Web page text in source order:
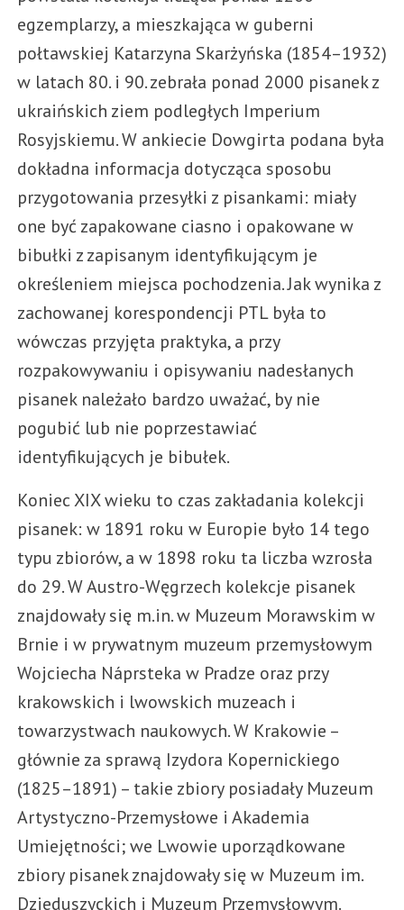
egzemplarzy, a mieszkająca w guberni
połtawskiej Katarzyna Skarżyńska (1854–1932)
w latach 80. i 90. zebrała ponad 2000 pisanek z
ukraińskich ziem podległych Imperium
Rosyjskiemu. W ankiecie Dowgirta podana była
dokładna informacja dotycząca sposobu
przygotowania przesyłki z pisankami: miały
one być zapakowane ciasno i opakowane w
bibułki z zapisanym identyfikującym je
określeniem miejsca pochodzenia. Jak wynika z
zachowanej korespondencji PTL była to
wówczas przyjęta praktyka, a przy
rozpakowywaniu i opisywaniu nadesłanych
pisanek należało bardzo uważać, by nie
pogubić lub nie poprzestawiać
identyfikujących je bibułek.
Koniec XIX wieku to czas zakładania kolekcji
pisanek: w 1891 roku w Europie było 14 tego
typu zbiorów, a w 1898 roku ta liczba wzrosła
do 29. W Austro-Węgrzech kolekcje pisanek
znajdowały się m.in. w Muzeum Morawskim w
Brnie i w prywatnym muzeum przemysłowym
Wojciecha Náprsteka w Pradze oraz przy
krakowskich i lwowskich muzeach i
towarzystwach naukowych. W Krakowie –
głównie za sprawą Izydora Kopernickiego
(1825–1891) – takie zbiory posiadały Muzeum
Artystyczno-Przemysłowe i Akademia
Umiejętności; we Lwowie uporządkowane
zbiory pisanek znajdowały się w Muzeum im.
Dzieduszyckich i Muzeum Przemysłowym.